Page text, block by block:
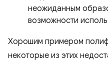
неожиданным
возможности
Хорошим примером
некоторые из этих